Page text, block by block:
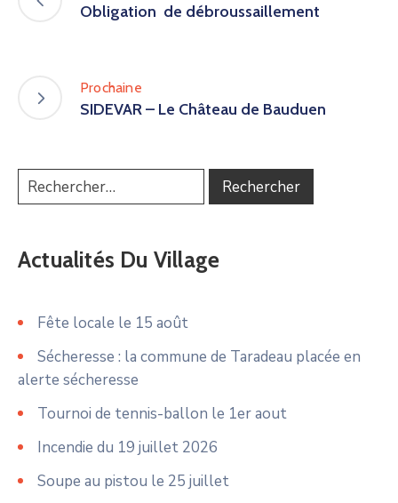
Obligation de débroussaillement
Prochaine
SIDEVAR – Le Château de Bauduen
Actualités Du Village
Fête locale le 15 août
Sécheresse : la commune de Taradeau placée en
alerte sécheresse
Tournoi de tennis-ballon le 1er aout
Incendie du 19 juillet 2026
Soupe au pistou le 25 juillet